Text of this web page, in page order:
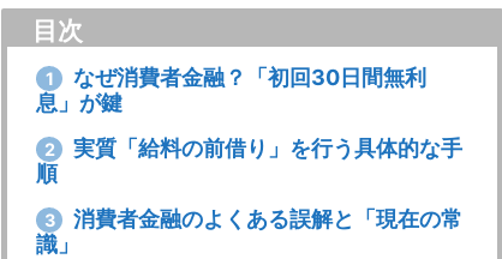
目次
1
なぜ消費者金融？「初回30日間無利
息」が鍵
2
実質「給料の前借り」を行う具体的な手
順
3
消費者金融のよくある誤解と「現在の常
識」